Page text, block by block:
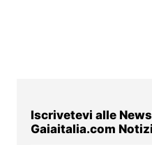
Iscrivetevi alle
Gaiaitalia.com